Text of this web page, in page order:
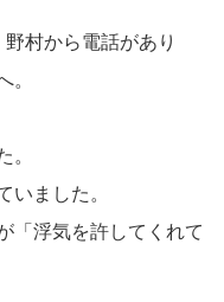
村から電話があり
。
。
いました。
「浮気を許してくれて